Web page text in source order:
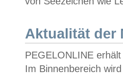
Aktualität der
PEGELONLINE
Im Binnenbereich